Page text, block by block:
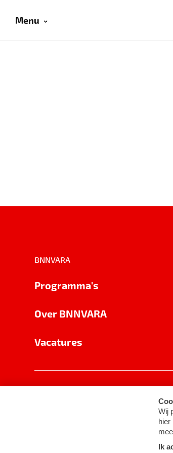
Menu
BNNVARA
Programma's
Over BNNVARA
Vacatures
Cookie-instellingen